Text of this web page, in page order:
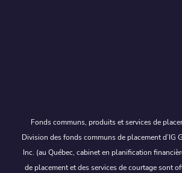
Fonds communs, produits et services de
Division des fonds communs de placement d’IG
Inc. (au Québec, cabinet en planification
de placement et des services de courtage sont